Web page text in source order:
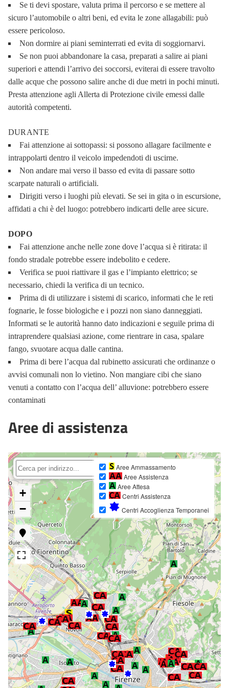
Se ti devi spostare, valuta prima il percorso e se mettere al
sicuro l’automobile o altri beni, ed evita le zone allagabili: può
essere pericoloso.
Non dormire ai piani seminterrati ed evita di soggiornarvi.
Se non puoi abbandonare la casa, preparati a salire ai piani
superiori e attendi l’arrivo dei soccorsi, eviterai di essere travolto
dalle acque che possono salire anche di due metri in pochi minuti.
Presta attenzione agli Allerta di Protezione civile emessi dalle
autorità competenti.
DURANTE
Fai attenzione ai sottopassi: si possono allagare facilmente e
intrappolarti dentro il veicolo impedendoti di uscirne.
Non andare mai verso il basso ed evita di passare sotto
scarpate naturali o artificiali.
Dirigiti verso i luoghi più elevati. Se sei in gita o in escursione,
affidati a chi è del luogo: potrebbero indicarti delle aree sicure.
DOPO
Fai attenzione anche nelle zone dove l’acqua si è ritirata: il
fondo stradale potrebbe essere indebolito e cedere.
Verifica se puoi riattivare il gas e l’impianto elettrico; se
necessario, chiedi la verifica di un tecnico.
Prima di di utilizzare i sistemi di scarico, informati che le reti
fognarie, le fosse biologiche e i pozzi non siano danneggiati.
Informati se le autorità hanno dato indicazioni e seguile prima di
intraprendere qualsiasi azione, come rientrare in casa, spalare
fango, svuotare acqua dalle cantina.
Prima di bere l’acqua dal rubinetto assicurati che ordinanze o
avvisi comunali non lo vietino. Non mangiare cibi che siano
venuti a contatto con l’acqua dell’ alluvione: potrebbero essere
contaminati
Aree di assistenza